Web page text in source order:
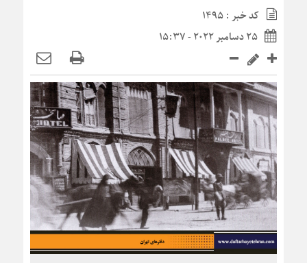
کد خبر : 1495
25 دسامبر 2022 - 15:37